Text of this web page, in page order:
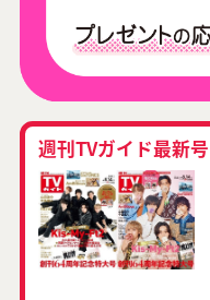
週刊TVガイド最新号